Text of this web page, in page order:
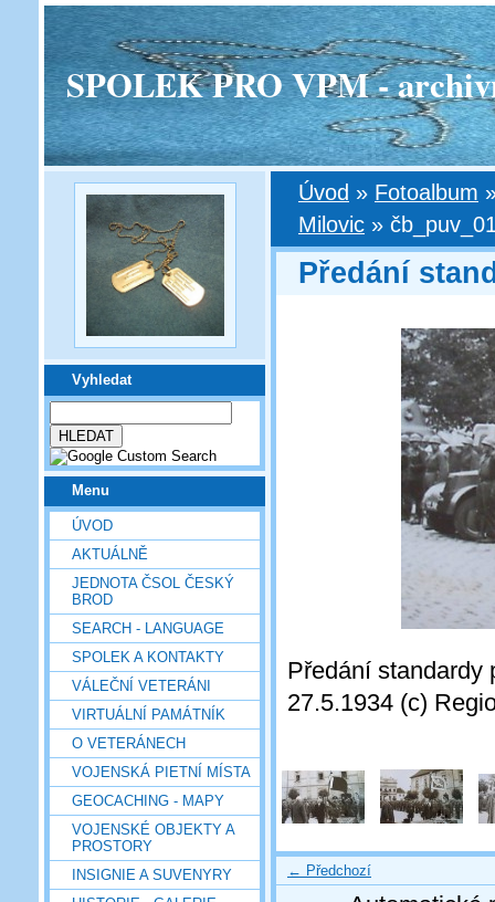
SPOLEK PRO VPM -
Vyhledat
Menu
ÚVOD
AKTUÁLNĚ
JEDNOTA ČSOL ČESKÝ
BROD
SEARCH - LANGUAGE
SPOLEK A KONTAKTY
VÁLEČNÍ VETERÁNI
VIRTUÁLNÍ PAMÁTNÍK
O VETERÁNECH
VOJENSKÁ PIETNÍ MÍSTA
GEOCACHING - MAPY
VOJENSKÉ OBJEKTY A
PROSTORY
INSIGNIE A SUVENYRY
Úvod » Fotoalbum
Milovic »
Předání
Předání standardy
27.5.1934 (c)
← Předchozí